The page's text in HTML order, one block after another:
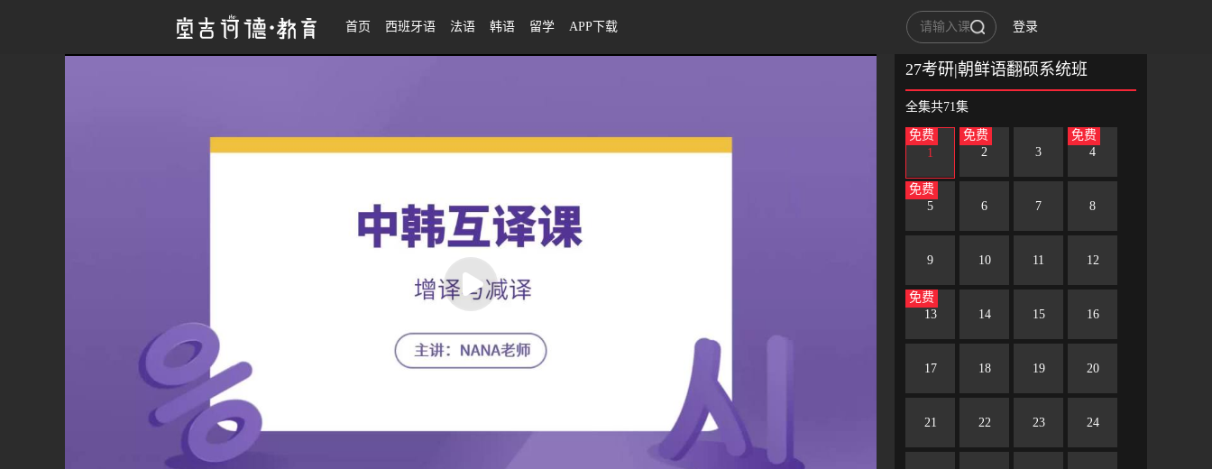
首页 西班牙语 法语 韩语 留学 APP下载 登录
27考研|朝鲜语翻硕系统班
27考研|朝鲜语翻硕系统班
全集共71集
免费
1
免费
2
3
免费
4
免费
5
6 7 8
9 10 11 12
免费
13
14 15 16
17 18 19 20
21 22 23 24